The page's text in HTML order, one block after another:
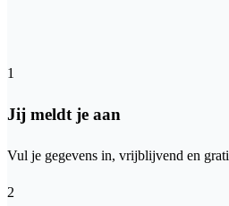
1
Jij meldt je aan
Vul je gegevens in, vrijblijvend en
2